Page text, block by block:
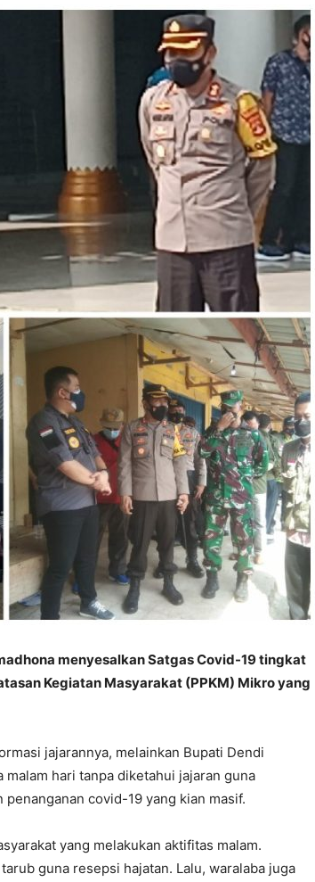
menyesalkan Satgas Covid-19 tingkat
Kegiatan Masyarakat (PPKM) Mikro yang
jajarannya, melainkan Bupati Dendi
hari tanpa diketahui jajaran guna
covid-19 yang kian masif.
yang melakukan aktifitas malam.
guna resepsi hajatan. Lalu, waralaba juga